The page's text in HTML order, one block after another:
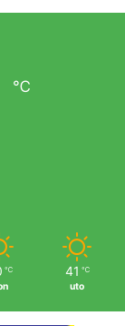
℃
℃ 41 ℃
uto